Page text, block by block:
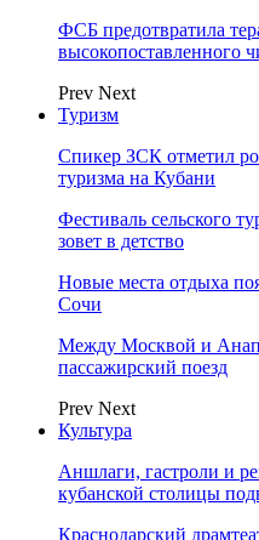
ФСБ предотвратила
высокопоставленного
Prev Next
Туризм
Спикер ЗСК отметил
туризма на Кубани
Фестиваль сельского
зовет в детство
Новые места отдыха
Сочи
Между Москвой и
пассажирский поезд
Prev Next
Культура
Аншлаги, гастроли и
кубанской столицы
Краснодарский